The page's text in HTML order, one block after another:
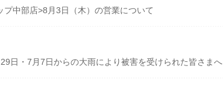
プ中部店>8月3日（木）の営業について
日・7月7日からの大雨により被害を受けられた皆さまへ